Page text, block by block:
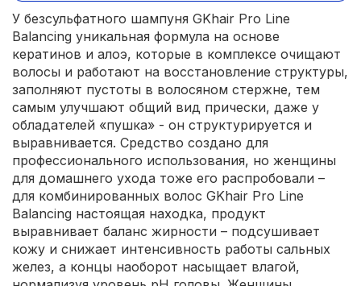
У безсульфатного шампуня GKhair Pro Line
Balancing уникальная формула на основе
кератинов и алоэ, которые в комплексе очищают
волосы и работают на восстановление структуры,
заполняют пустоты в волосяном стержне, тем
самым улучшают общий вид прически, даже у
обладателей «пушка» - он структурируется и
выравнивается. Средство создано для
профессионального использования, но женщины
для домашнего ухода тоже его распробовали –
для комбинированных волос GKhair Pro Line
Balancing настоящая находка, продукт
выравнивает баланс жирности – подсушивает
кожу и снижает интенсивность работы сальных
желез, а концы наоборот насыщает влагой,